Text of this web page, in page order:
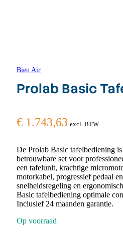
Bien Air
Prolab Basic
€ 1.743,63 excl. BTW
De Prolab Basic tafelbediening is
betrouwbare set voor
een tafelunit, krachtige
motorkabel, progressief pedaal
snelheidsregeling en
Basic tafelbediening optimale
Inclusief 24 maanden garantie.
Op voorraad